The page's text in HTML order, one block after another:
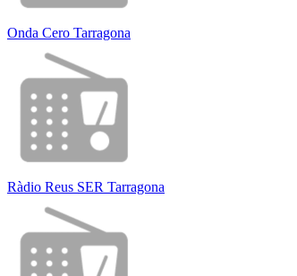
Onda Cero Tarragona
Ràdio Reus SER Tarragona